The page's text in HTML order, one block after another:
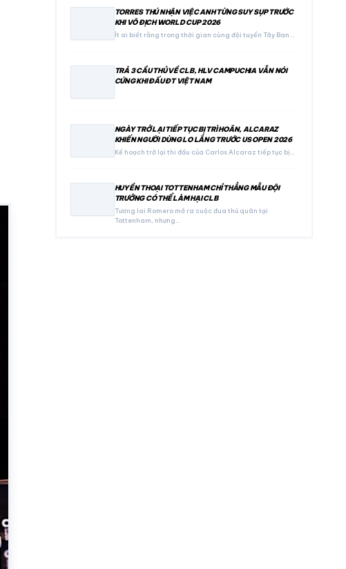
TORRES THÚ NHẬN VIỆC ANH TỪNG SUY SỤP TRƯỚC
KHI VÔ ĐỊCH WORLD CUP 2026
Ít ai biết rằng trong thời gian cùng đội tuyển Tây Ban…
TRẢ 3 CẦU THỦ VỀ CLB, HLV CAMPUCHIA VẪN NÓI
CỨNG KHI ĐẤU ĐT VIỆT NAM
NGÀY TRỞ LẠI TIẾP TỤC BỊ TRÌ HOÃN, ALCARAZ
KHIẾN NGƯỜI DÙNG LO LẮNG TRƯỚC US OPEN 2026
Kế hoạch trở lại thi đấu của Carlos Alcaraz tiếp tục bị…
HUYỀN THOẠI TOTTENHAM CHỈ THẲNG MẪU ĐỘI
TRƯỞNG CÓ THỂ LÀM HẠI CLB
Tương lai Romero mở ra cuộc đua thủ quân tại
Tottenham, nhưng…